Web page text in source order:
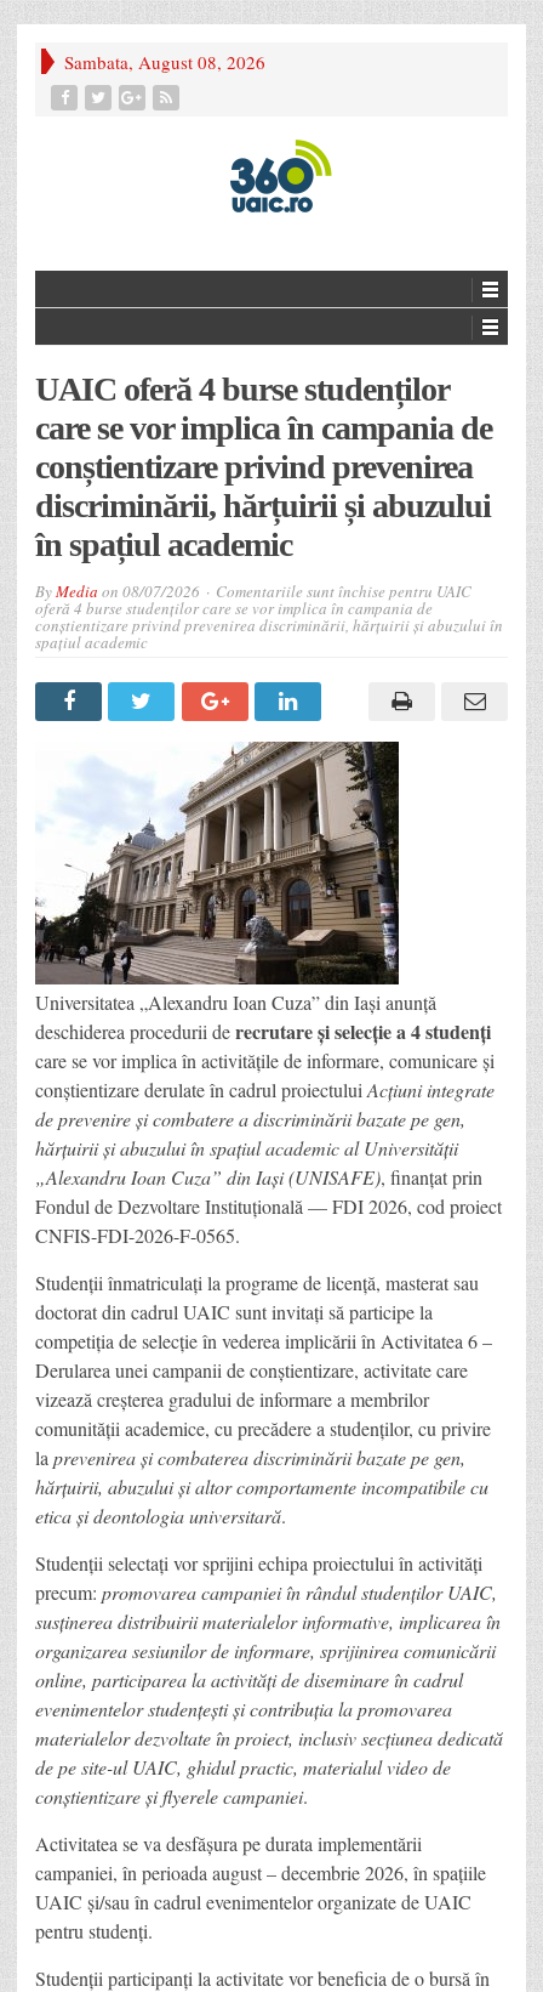
Sambata, August 08, 2026
UAIC oferă 4 burse studenților
care se vor implica în campania de
conștientizare privind prevenirea
discriminării, hărțuirii și abuzului
în spațiul academic
ByMedia on 08/07/2026 Comentariile sunt închise pentru UAIC
oferă 4 burse studenților care se vor implica în campania de
conștientizare privind prevenirea discriminării, hărțuirii și abuzului în
spațiul academic
Universitatea „Alexandru Ioan Cuza” din Iași anunță
deschiderea procedurii derecrutare și selecție a 4 studenți
care se vor implica în activitățile de informare, comunicare și
conștientizare derulate în cadrul proiectului Acțiuni integrate
de prevenire și combatere a discriminării bazate pe gen,
hărțuirii și abuzului în spațiul academic al Universității
„Alexandru Ioan Cuza” din Iași (UNISAFE), finanțat prin
Fondul de Dezvoltare Instituțională — FDI 2026, cod proiect
CNFIS-FDI-2026-F-0565.
Studenții înmatriculați la programe de licență, masterat sau
doctorat din cadrul UAIC sunt invitați să participe la
competiția de selecție în vederea implicării în Activitatea 6 –
Derularea unei campanii de conștientizare, activitate care
vizează creșterea gradului de informare a membrilor
comunității academice, cu precădere a studenților, cu privire
la prevenirea și combaterea discriminării bazate pe gen,
hărțuirii, abuzului și altor comportamente incompatibile cu
etica și deontologia universitară.
Studenții selectați vor sprijini echipa proiectului în activități
precum: promovarea campaniei în rândul studenților UAIC,
susținerea distribuirii materialelor informative, implicarea în
organizarea sesiunilor de informare, sprijinirea comunicării
online, participarea la activități de diseminare în cadrul
evenimentelor studențești și contribuția la promovarea
materialelor dezvoltate în proiect, inclusiv secțiunea dedicată
de pe site-ul UAIC, ghidul practic, materialul video de
conștientizare și flyerele campaniei.
Activitatea se va desfășura pe durata implementării
campaniei, în perioada august – decembrie 2026, în spațiile
UAIC și/sau în cadrul evenimentelor organizate de UAIC
pentru studenți.
Studenții participanți la activitate vor beneficia de o bursă în